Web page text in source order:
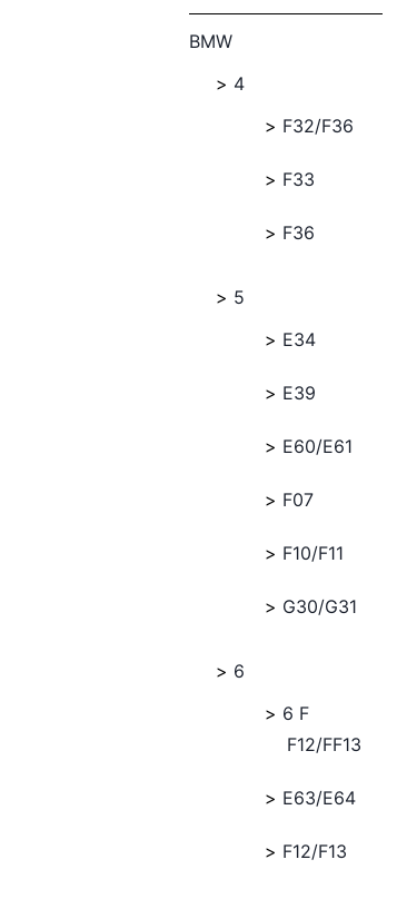
BMW
4
F32/F36
F33
F36
5
E34
E39
E60/E61
F07
F10/F11
G30/G31
6
6 F
F12/FF13
E63/E64
F12/F13